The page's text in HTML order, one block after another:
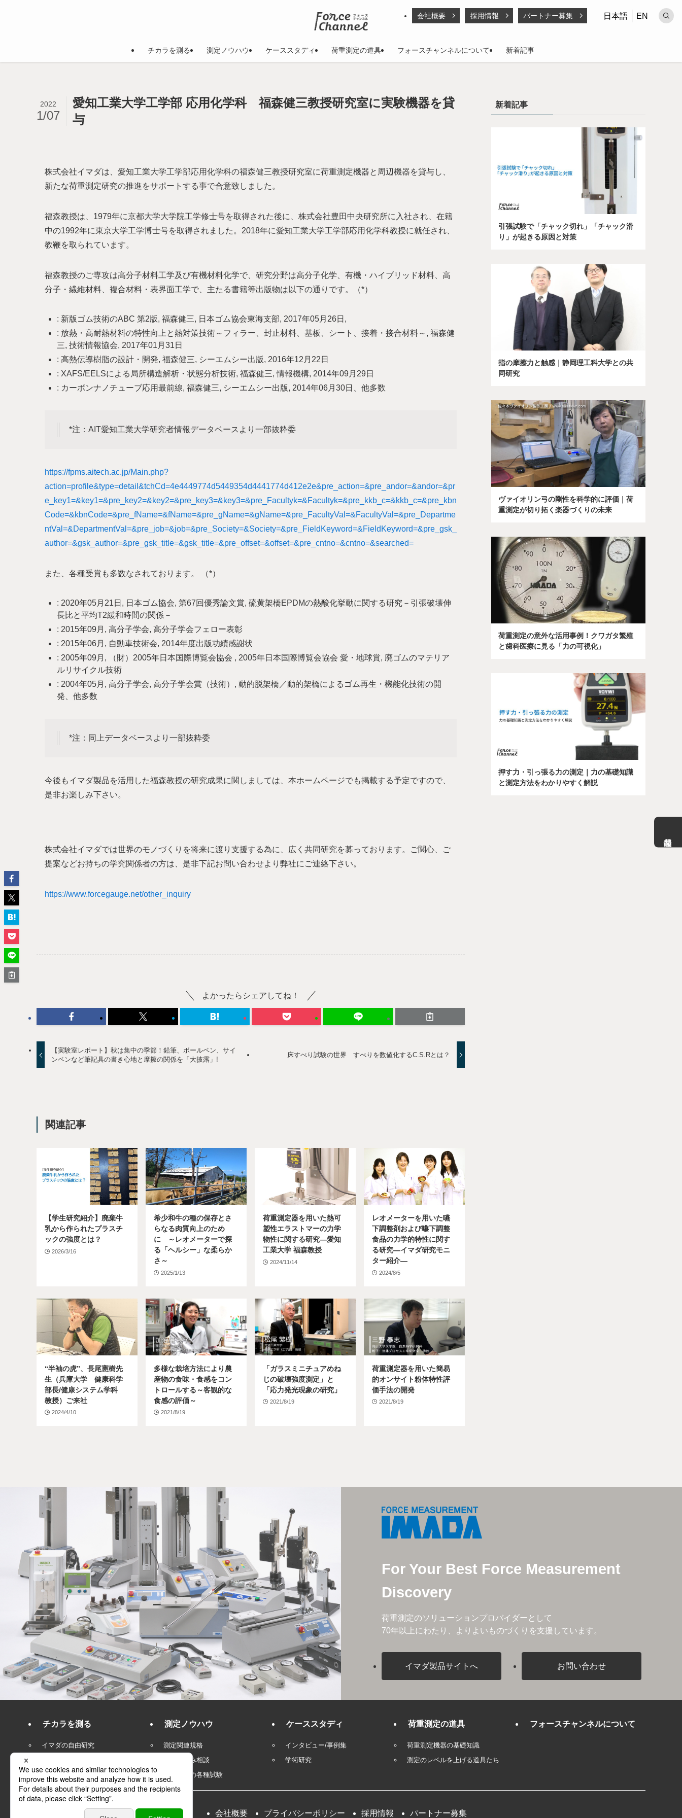
チカラを測る 測定ノウハウ ケーススタディ 荷重測定の道具 フォースチャンネルについて 新着記事
会社概要 採用情報 パートナー募集 日本語 EN
愛知工業大学工学部 応用化学科 福森健三教授研究室に実験機器を貸
与
2022
1/07
株式会社イマダは、愛知工業大学工学部応用化学科の福森健三教授研究室に荷重測定機器と周辺機器を貸与し、
新たな荷重測定研究の推進をサポートする事で合意致しました。
福森教授は、1979年に京都大学大学院工学修士号を取得された後に、株式会社豊田中央研究所に入社され、在籍
中の1992年に東京大学工学博士号を取得されました。2018年に愛知工業大学工学部応用化学科教授に就任され、
教鞭を取られています。
福森教授のご専攻は高分子材料工学及び有機材料化学で、研究分野は高分子化学、有機・ハイブリッド材料、高
分子・繊維材料、複合材料・表界面工学で、主たる書籍等出版物は以下の通りです。（*）
: 新版ゴム技術のABC 第2版, 福森健三, 日本ゴム協会東海支部, 2017年05月26日,
: 放熱・高耐熱材料の特性向上と熱対策技術～フィラー、封止材料、基板、シート、接着・接合材料～, 福森健
三, 技術情報協会, 2017年01月31日
: 高熱伝導樹脂の設計・開発, 福森健三, シーエムシー出版, 2016年12月22日
: XAFS/EELSによる局所構造解析・状態分析技術, 福森健三, 情報機構, 2014年09月29日
: カーボンナノチューブ応用最前線, 福森健三, シーエムシー出版, 2014年06月30日、他多数
*注：AIT愛知工業大学研究者情報データベースより一部抜粋委
https://fpms.aitech.ac.jp/Main.php?
action=profile&type=detail&tchCd=4e4449774d5449354d4441774d412e2e&pre_action=&pre_andor=&andor=&pr
e_key1=&key1=&pre_key2=&key2=&pre_key3=&key3=&pre_Facultyk=&Facultyk=&pre_kkb_c=&kkb_c=&pre_kbn
Code=&kbnCode=&pre_fName=&fName=&pre_gName=&gName=&pre_FacultyVal=&FacultyVal=&pre_Departme
ntVal=&DepartmentVal=&pre_job=&job=&pre_Society=&Society=&pre_FieldKeyword=&FieldKeyword=&pre_gsk_
author=&gsk_author=&pre_gsk_title=&gsk_title=&pre_offset=&offset=&pre_cntno=&cntno=&searched=
また、各種受賞も多数なされております。 （*）
: 2020年05月21日, 日本ゴム協会, 第67回優秀論文賞, 硫黄架橋EPDMの熱酸化挙動に関する研究－引張破壊伸
長比と平均T2緩和時間の関係－
: 2015年09月, 高分子学会, 高分子学会フェロー表彰
: 2015年06月, 自動車技術会, 2014年度出版功績感謝状
: 2005年09月, （財）2005年日本国際博覧会協会 , 2005年日本国際博覧会協会 愛・地球賞, 廃ゴムのマテリア
ルリサイクル技術
: 2004年05月, 高分子学会, 高分子学会賞（技術）, 動的脱架橋／動的架橋によるゴム再生・機能化技術の開
発、他多数
*注：同上データベースより一部抜粋委
今後もイマダ製品を活用した福森教授の研究成果に関しましては、本ホームページでも掲載する予定ですので、
是非お楽しみ下さい。
株式会社イマダでは世界のモノづくりを将来に渡り支援する為に、広く共同研究を募っております。ご関心、ご
提案などお持ちの学究関係者の方は、是非下記お問い合わせより弊社にご連絡下さい。
https://www.forcegauge.net/other_inquiry
よかったらシェアしてね！
【実験室レポート】秋は集中の季節！鉛筆、ボールペン、サイ
ンペンなど筆記具の書き心地と摩擦の関係を「大披露」!
床すべり試験の世界 すべりを数値化するC.S.Rとは？
関連記事
【学生研究紹介】廃棄牛
乳から作られたプラスチ
ックの強度とは？
2026/3/16
希少和牛の種の保存とさ
らなる肉質向上のため
に ～レオメーターで探
る「ヘルシー」な柔らか
さ～
2025/1/13
荷重測定器を用いた熱可
塑性エラストマーの力学
物性に関する研究―愛知
工業大学 福森教授
2024/11/14
レオメーターを用いた嚥
下調整剤および嚥下調整
食品の力学的特性に関す
る研究―イマダ研究モニ
ター紹介―
2024/8/5
“半袖の虎”、長尾憲樹先
生（兵庫大学 健康科学
部長/健康システム学科
教授）ご来社
2024/4/10
多様な栽培方法により農
産物の食味・食感をコン
トロールする～客観的な
食感の評価～
2021/8/19
「ガラスミニチュアめね
じの破壊強度測定」と
「応力発光現象の研究」
2021/8/19
荷重測定器を用いた簡易
的オンサイト粉体特性評
価手法の開発
2021/8/19
新着記事
引張試験で「チャック切れ」「チャック滑
り」が起きる原因と対策
指の摩擦力と触感｜静岡理工科大学との共
同研究
ヴァイオリン弓の剛性を科学的に評価｜荷
重測定が切り拓く楽器づくりの未来
荷重測定の意外な活用事例！クワガタ繁殖
と歯科医療に見る「力の可視化」
押す力・引っ張る力の測定｜力の基礎知識
と測定方法をわかりやすく解説
For Your Best Force Measurement
Discovery
荷重測定のソリューションプロバイダーとして
70年以上にわたり、よりよいものづくりを支援しています。
イマダ製品サイトへ お問い合わせ
チカラを測る
イマダの自由研究
測定ノウハウ
測定関連規格
測定お悩み相談
荷重測定の各種試験
ケーススタディ
インタビュー/事例集
学術研究
荷重測定の道具
荷重測定機器の基礎知識
測定のレベルを上げる道具たち
フォースチャンネルについて
会社概要 プライバシーポリシー 採用情報 パートナー募集